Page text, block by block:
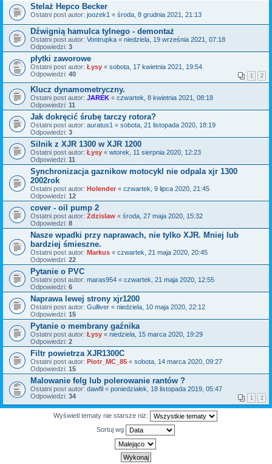
Stelaż Hepco Becker
Ostatni post autor: joozek1 « środa, 8 grudnia 2021, 21:13
Dźwignią hamulca tylnego - demontaż
Ostatni post autor: Vontrupka « niedziela, 19 września 2021, 07:18
Odpowiedzi: 3
płytki zaworowe
Ostatni post autor: Łysy « sobota, 17 kwietnia 2021, 19:54
Odpowiedzi: 40 1 2
Klucz dynamometryczny.
Ostatni post autor: JAREK « czwartek, 8 kwietnia 2021, 08:18
Odpowiedzi: 11
Jak dokręcić śrubę tarczy rotora?
Ostatni post autor: auratus1 « sobota, 21 listopada 2020, 18:19
Odpowiedzi: 3
Silnik z XJR 1300 w XJR 1200
Ostatni post autor: Łysy « wtorek, 11 sierpnia 2020, 12:23
Odpowiedzi: 11
Synchronizacja gaznikow motocykl nie odpala xjr 1300
2002rok
Ostatni post autor: Holender « czwartek, 9 lipca 2020, 21:45
Odpowiedzi: 12
cover - oil pump 2
Ostatni post autor: Zdzislaw « środa, 27 maja 2020, 15:32
Odpowiedzi: 8
Nasze wpadki przy naprawach, nie tylko XJR. Mniej lub
bardziej śmieszne.
Ostatni post autor: Markus « czwartek, 21 maja 2020, 20:45
Odpowiedzi: 22
Pytanie o PVC
Ostatni post autor: maras954 « czwartek, 21 maja 2020, 12:55
Odpowiedzi: 6
Naprawa lewej strony xjr1200
Ostatni post autor: Gulliver « niedziela, 10 maja 2020, 22:12
Odpowiedzi: 15
Pytanie o membrany gaźnika
Ostatni post autor: Łysy « niedziela, 15 marca 2020, 19:29
Odpowiedzi: 2
Filtr powietrza XJR1300C
Ostatni post autor: Piotr_MC_85 « sobota, 14 marca 2020, 09:27
Odpowiedzi: 15
Malowanie felg lub polerowanie rantów ?
Ostatni post autor: dawfil « poniedziałek, 18 listopada 2019, 05:47
Odpowiedzi: 34 1 2
Wyświetl tematy nie starsze niż:
Sortuj wg